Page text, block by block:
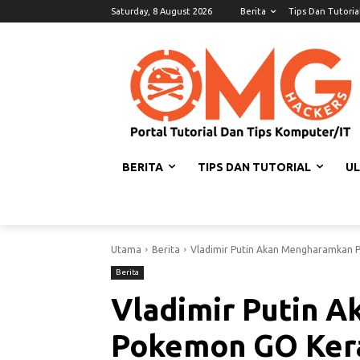
Saturday, 8 August 2026 Berita Tips Dan
BERITA TIPS DAN TUTORIAL
Utama Berita Vladimir Putin Akan Mengharamkan
Berita
Vladimir Putin
Pokemon GO